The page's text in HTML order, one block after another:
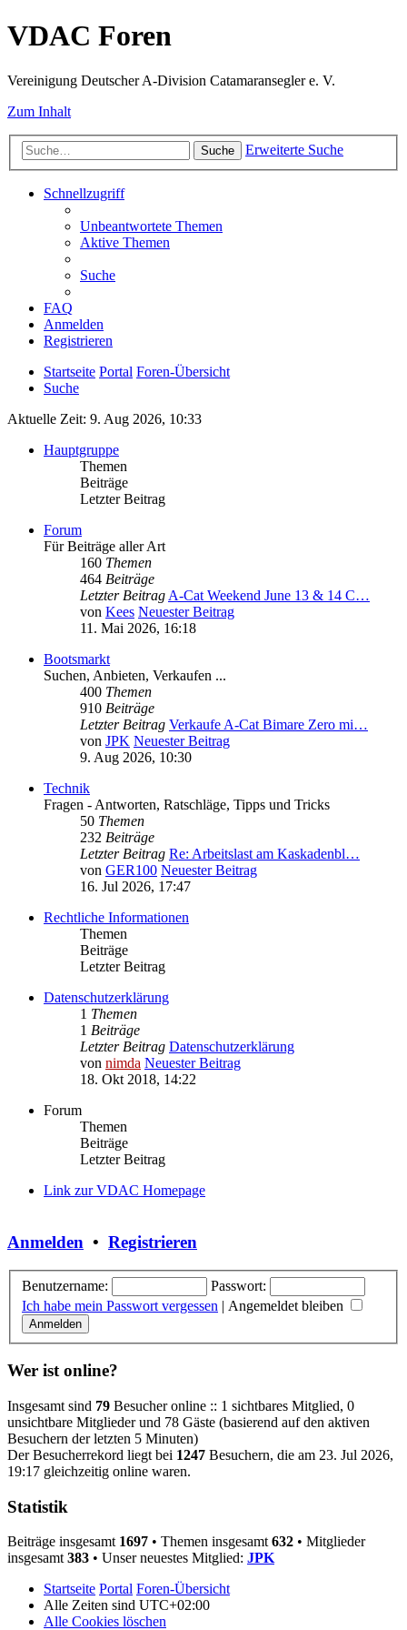
VDAC Foren
Vereinigung Deutscher A-Division Catamaransegler e. V.
Zum Inhalt
Suche Erweiterte Suche
Schnellzugriff
Unbeantwortete Themen
Aktive Themen
Suche
FAQ
Anmelden
Registrieren
Startseite Portal Foren-Übersicht
Suche
Aktuelle Zeit: 9. Aug 2026, 10:33
Hauptgruppe
Themen
Beiträge
Letzter Beitrag
Forum
Für Beiträge aller Art
160 Themen
464 Beiträge
Letzter BeitragA-Cat Weekend June 13 & 14 C…
von Kees Neuester Beitrag
11. Mai 2026, 16:18
Bootsmarkt
Suchen, Anbieten, Verkaufen ...
400 Themen
910 Beiträge
Letzter Beitrag Verkaufe A-Cat Bimare Zero mi…
von JPK Neuester Beitrag
9. Aug 2026, 10:30
Technik
Fragen - Antworten, Ratschläge, Tipps und Tricks
50 Themen
232 Beiträge
Letzter Beitrag Re: Arbeitslast am Kaskadenbl…
von GER100 Neuester Beitrag
16. Jul 2026, 17:47
Rechtliche Informationen
Themen
Beiträge
Letzter Beitrag
Datenschutzerklärung
1 Themen
1 Beiträge
Letzter Beitrag Datenschutzerklärung
von nimda Neuester Beitrag
18. Okt 2018, 14:22
Forum
Themen
Beiträge
Letzter Beitrag
Link zur VDAC Homepage
Anmelden • Registrieren
Benutzername:
Passwort:
Ich habe mein Passwort vergessen | Angemeldet bleiben
Wer ist online?
Insgesamt sind 79 Besucher online :: 1 sichtbares Mitglied, 0
unsichtbare Mitglieder und 78 Gäste (basierend auf den aktiven
Besuchern der letzten 5 Minuten)
Der Besucherrekord liegt bei 1247 Besuchern, die am 23. Jul 2026,
19:17 gleichzeitig online waren.
Statistik
Beiträge insgesamt 1697 • Themen insgesamt 632 • Mitglieder
insgesamt 383 • Unser neuestes Mitglied: JPK
Startseite Portal Foren-Übersicht
Alle Zeiten sind UTC+02:00
Alle Cookies löschen